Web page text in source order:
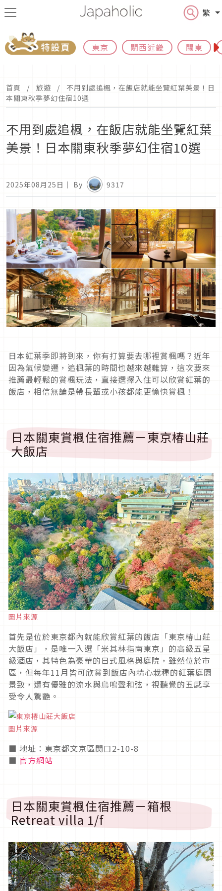
繁
東京 關西近畿 關東
首頁 旅遊
不用到處追楓，在飯店就能坐覽紅葉美景！日
本關東秋季夢幻住宿10選
不用到處追楓，在飯店就能坐覽紅葉
美景！日本關東秋季夢幻住宿10選
2025年08月25日 ｜ By 9317
日本紅葉季即將到來，你有打算要去哪裡賞楓嗎？近年
因為氣候變遷，追楓葉的時間也越來越難算，這次要來
推薦最輕鬆的賞楓玩法，直接選擇入住可以欣賞紅葉的
飯店，相信無論是帶長輩或小孩都能更愉快賞楓！
日本關東賞楓住宿推薦－東京椿山莊
大飯店
圖片來源
首先是位於東京都內就能欣賞紅葉的飯店「東京椿山莊
大飯店」，是唯一入選「米其林指南東京」的高級五星
級酒店，其特色為豪華的日式風格與庭院，雖然位於市
區，但每年11月皆可欣賞到飯店內精心栽種的紅葉庭園
景致，還有優雅的流水與鳥鳴聲和弦，視聽覺的五感享
受令人驚艷。
圖片來源
■ 地址：東京都文京區関口2-10-8
■ 官方網站
日本關東賞楓住宿推薦－箱根
Retreat villa 1/f